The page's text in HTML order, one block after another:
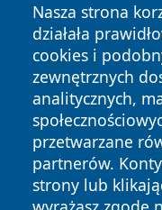
Nasza strona
działała
cookies i
zewnętrznych
analitycznych,
przetwarzane
partnerów.
strony lub
Copyright © 2026
News Autorzy